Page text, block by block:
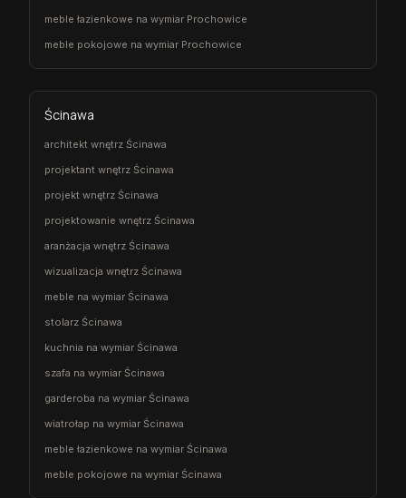
meble łazienkowe na wymiar Prochowice
meble pokojowe na wymiar Prochowice
Ścinawa
architekt wnętrz Ścinawa
projektant wnętrz Ścinawa
projekt wnętrz Ścinawa
projektowanie wnętrz Ścinawa
aranżacja wnętrz Ścinawa
wizualizacja wnętrz Ścinawa
meble na wymiar Ścinawa
stolarz Ścinawa
kuchnia na wymiar Ścinawa
szafa na wymiar Ścinawa
garderoba na wymiar Ścinawa
wiatrołap na wymiar Ścinawa
meble łazienkowe na wymiar Ścinawa
meble pokojowe na wymiar Ścinawa